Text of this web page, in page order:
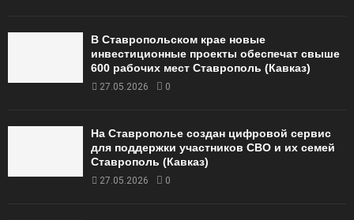
В Ставропольском крае новые
инвестиционные проекты обеспечат свыше
600 рабочих мест Ставрополь (Кавказ)
27.05.2026 0
На Ставрополье создан цифровой сервис
для поддержки участников СВО и их семей
Ставрополь (Кавказ)
27.05.2026 0